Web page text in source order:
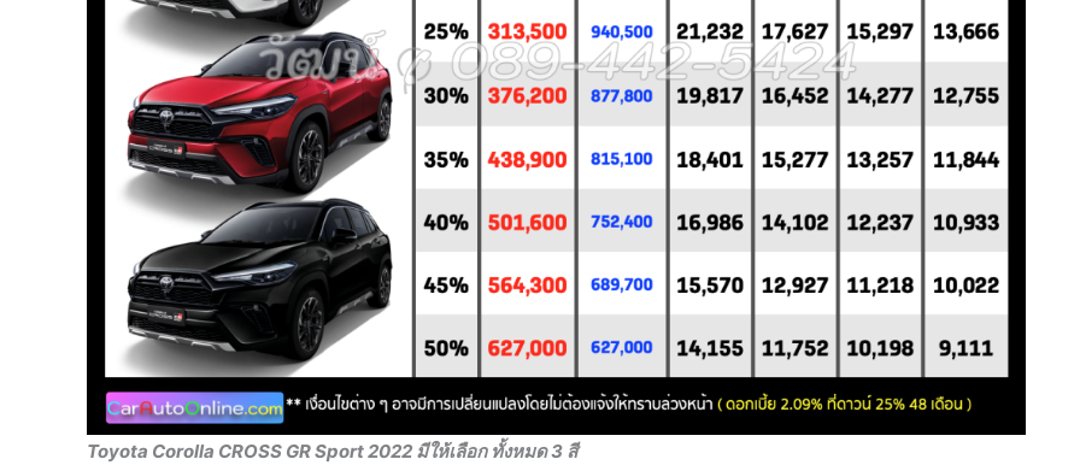
Toyota Corolla CROSS GR Sport 2022 มีให้เลือก ทั้งหมด 3 สี